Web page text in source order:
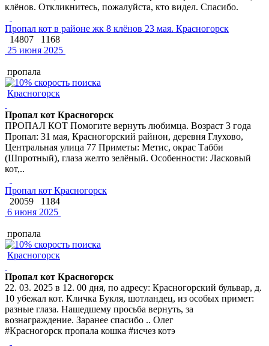
клёнов. Откликнитесь, пожалуйста, кто видел. Спасибо.
Пропал кот в районе жк 8 клёнов 23 мая. Красногорск
14807
1168
25 июня 2025
пропала
Красногорск
Пропал кот Красногорск
ПРОПАЛ КОТ Помогите вернуть любимца. Возраст 3 года
Пропал: 31 мая, Красногорский райнон, деревня Глухово,
Центральная улица 77 Приметы: Метис, окрас Табби
(Шпротный), глаза желто зелёный. Особенности: Ласковый
кот,..
Пропал кот Красногорск
20059
1184
6 июня 2025
пропала
Красногорск
Пропал кот Красногорск
22. 03. 2025 в 12. 00 дня, по адресу: Красногорский бульвар, д.
10 убежал кот. Кличка Букля, шотландец, из особых примет:
разные глаза. Нашедшему просьба вернуть, за
вознаграждение. Заранее спасибо .. Олег
#Красногорск пропала кошка #исчез котэ